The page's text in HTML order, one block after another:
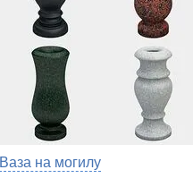
Ваза на могилу